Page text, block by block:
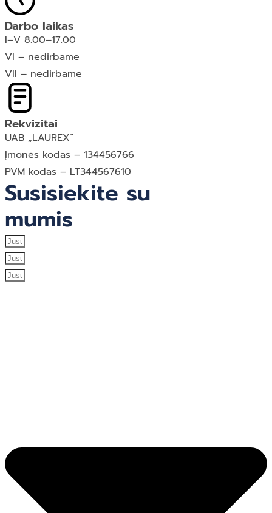
Darbo laikas
I–V 8.00–17.00
VI – nedirbame
VII – nedirbame
Rekvizitai
UAB „LAUREX“
Įmonės kodas – 134456766
PVM kodas – LT344567610
Susisiekite su
mumis